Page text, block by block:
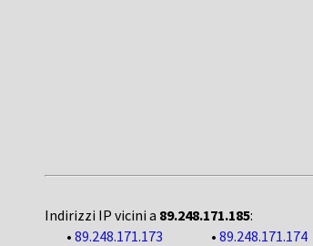
Indirizzi IP vicini a 89.248.171.185:
• 89.248.171.173 • 89.248.171.174